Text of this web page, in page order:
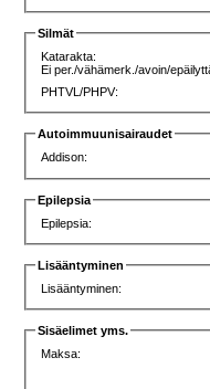
Silmät
Katarakta:
Ei per./vähämerk./avoin/
PHTVL/PHPV:
Autoimmuunisairaudet
Addison:
Epilepsia
Epilepsia:
Lisääntyminen
Lisääntyminen:
Sisäelimet yms.
Maksa: